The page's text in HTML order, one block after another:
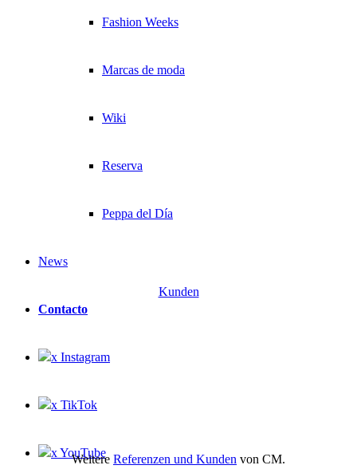
Fashion Weeks
Marcas de moda
Wiki
Reserva
Peppa del Día
News
Contacto
x Instagram
x TikTok
x YouTube
Kunden
Weitere Referenzen und Kunden von CM.